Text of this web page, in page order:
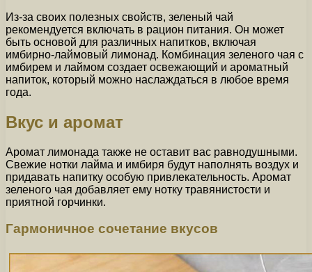
Из-за своих полезных свойств, зеленый чай
рекомендуется включать в рацион питания. Он может
быть основой для различных напитков, включая
имбирно-лаймовый лимонад. Комбинация зеленого чая с
имбирем и лаймом создает освежающий и ароматный
напиток, который можно наслаждаться в любое время
года.
Вкус и аромат
Аромат лимонада также не оставит вас равнодушными.
Свежие нотки лайма и имбиря будут наполнять воздух и
придавать напитку особую привлекательность. Аромат
зеленого чая добавляет ему нотку травянистости и
приятной горчинки.
Гармоничное сочетание вкусов